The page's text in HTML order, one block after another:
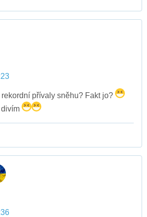
přívaly sněhu? Fakt jo?